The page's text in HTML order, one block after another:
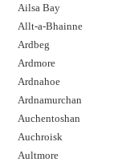
Ailsa Bay
Allt-a-Bhainne
Ardbeg
Ardmore
Ardnahoe
Ardnamurchan
Auchentoshan
Auchroisk
Aultmore